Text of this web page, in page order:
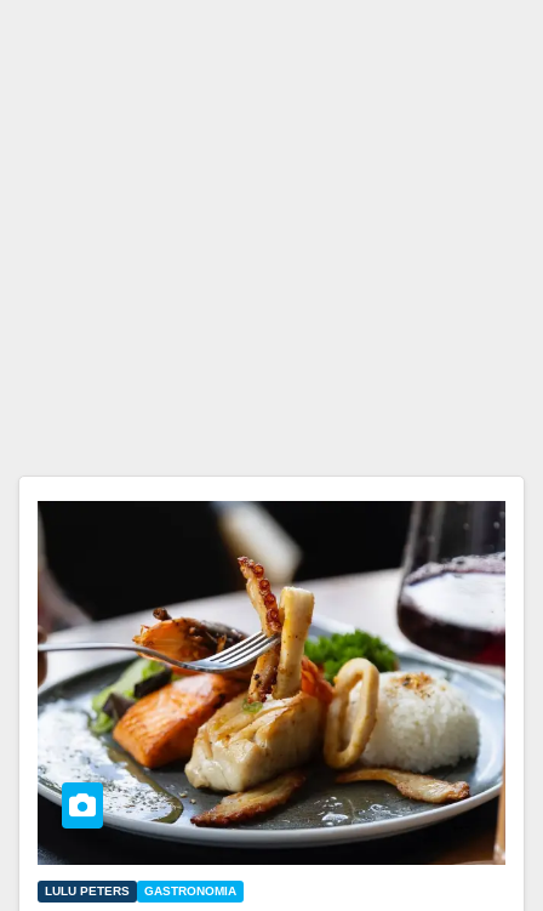
LULU PETERS GASTRONOMIA